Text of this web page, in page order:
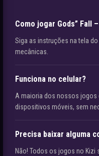
Como jogar Gods” Fall
Siga as instruções na tela
mecânicas.
Funciona no celular?
A maioria dos nossos jogos
dispositivos móveis, sem
Precisa baixar alguma
Não! Todos os jogos no